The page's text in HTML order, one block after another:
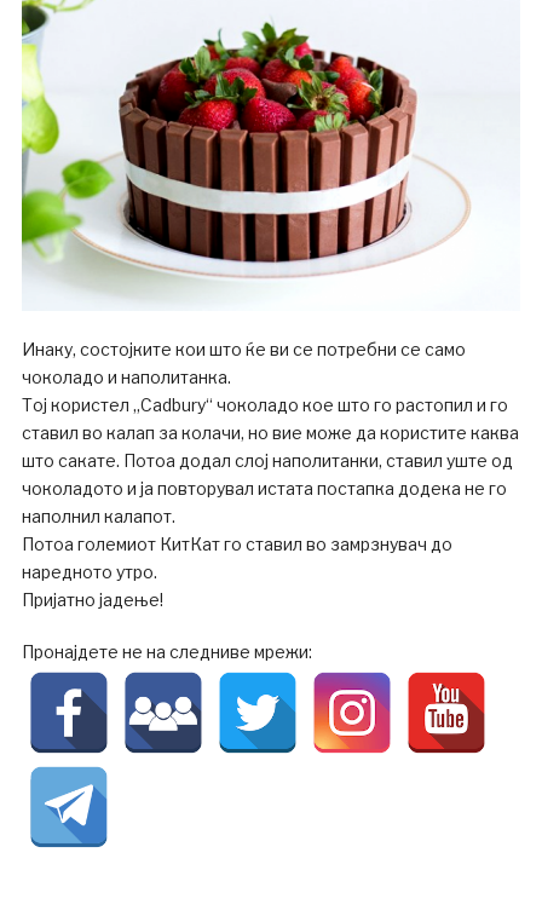
Инаку, состојките кои што ќе ви се потребни се само
чоколадо и наполитанка.
Тој користел „Cadbury“ чоколадо кое што го растопил и го
ставил во калап за колачи, но вие може да користите каква
што сакате. Потоа додал слој наполитанки, ставил уште од
чоколадото и ја повторувал истата постапка додека не го
наполнил калапот.
Потоа големиот КитКат го ставил во замрзнувач до
наредното утро.
Пријатно јадење!
Пронајдете не на следниве мрежи: